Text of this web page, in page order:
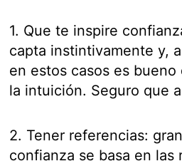
1. Que te inspire
capta instintivamente y,
en estos casos es
la intuición. Seguro que
2. Tener referencias:
confianza se basa en las